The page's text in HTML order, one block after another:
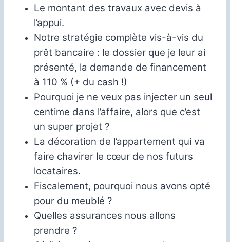
Le montant des travaux avec devis à
l’appui.
Notre stratégie complète vis-à-vis du
prêt bancaire : le dossier que je leur ai
présenté, la demande de financement
à 110 % (+ du cash !)
Pourquoi je ne veux pas injecter un seul
centime dans l’affaire, alors que c’est
un super projet ?
La décoration de l’appartement qui va
faire chavirer le cœur de nos futurs
locataires.
Fiscalement, pourquoi nous avons opté
pour du meublé ?
Quelles assurances nous allons
prendre ?